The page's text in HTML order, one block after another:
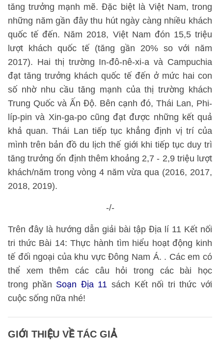
tăng trưởng mạnh mẽ. Đặc biệt là Việt Nam, trong
những năm gần đây thu hút ngày càng nhiều khách
quốc tế đến. Năm 2018, Việt Nam đón 15,5 triệu
lượt khách quốc tế (tăng gần 20% so với năm
2017). Hai thị trường In-đô-nê-xi-a và Campuchia
đạt tăng trưởng khách quốc tế đến ở mức hai con
số nhờ nhu cầu tăng mạnh của thị trường khách
Trung Quốc và Ấn Độ. Bên cạnh đó, Thái Lan, Phi-
líp-pin và Xin-ga-po cũng đạt được những kết quả
khả quan. Thái Lan tiếp tục khẳng định vị trí của
mình trên bản đồ du lịch thế giới khi tiếp tục duy trì
tăng trưởng ổn định thêm khoảng 2,7 - 2,9 triệu lượt
khách/năm trong vòng 4 năm vừa qua (2016, 2017,
2018, 2019).
-/-
Trên đây là hướng dẫn giải bài tập Địa lí 11 Kết nối
tri thức Bài 14: Thực hành tìm hiểu hoạt động kinh
tế đối ngoại của khu vực Đông Nam Á. . Các em có
thể xem thêm các câu hỏi trong các bài học
trong phần Soạn Địa 11 sách Kết nối tri thức với
cuộc sống nữa nhé!
GIỚI THIỆU VỀ TÁC GIẢ